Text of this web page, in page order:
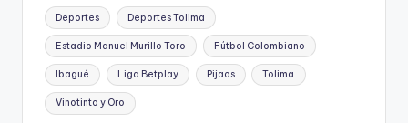
Etiquetas:
Deportes Deportes Tolima
Estadio Manuel Murillo Toro Fútbol Colombiano
Ibagué Liga Betplay Pijaos Tolima
Vinotinto y Oro